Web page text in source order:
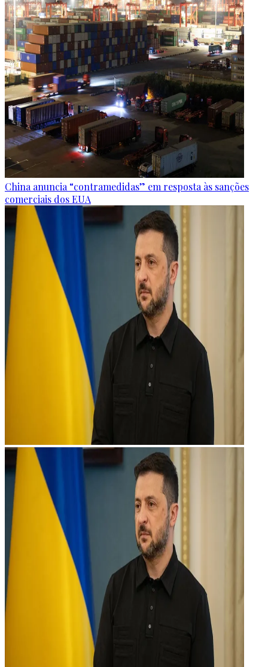
China anuncia “contramedidas” em resposta às sanções
comerciais dos EUA